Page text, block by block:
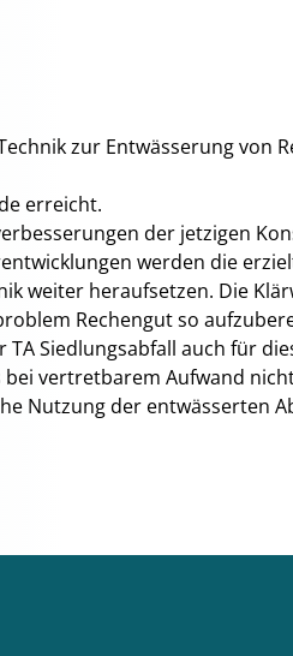
zur Entwässerung von
erreicht.
der jetzigen
werden die
weiter heraufsetzen. Die
Rechengut so
TA Siedlungsabfall auch für
vertretbarem Aufwand
Nutzung der entwässerten